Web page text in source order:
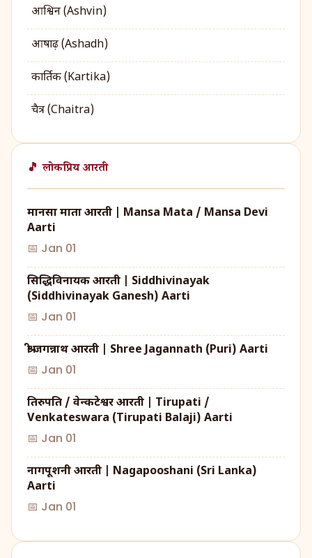
आश्विन (Ashvin)
आषाढ़ (Ashadh)
कार्तिक (Kartika)
चैत्र (Chaitra)
🎵 लोकप्रिय आरती
मानसा माता आरती | Mansa Mata / Mansa Devi
Aarti
📅 Jan 01
सिद्धिविनायक आरती | Siddhivinayak
(Siddhivinayak Ganesh) Aarti
📅 Jan 01
श्री जगन्नाथ आरती | Shree Jagannath (Puri) Aarti
📅 Jan 01
तिरुपति / वेन्कटेश्वर आरती | Tirupati /
Venkateswara (Tirupati Balaji) Aarti
📅 Jan 01
नागपूशनी आरती | Nagapooshani (Sri Lanka)
Aarti
📅 Jan 01